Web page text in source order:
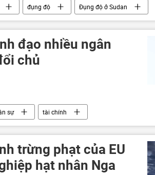
đụng độ
Đụng độ ở Sudan
đạo nhiều ngân
chủ
sự tài chính
trừng phạt của EU
hạt nhân Nga